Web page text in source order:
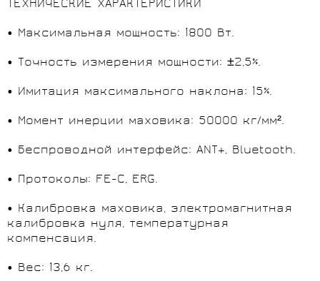
ТЕХНИЧЕСКИЕ ХАРАКТЕРИСТИКИ
• Максимальная мощность: 1800 Вт.
• Точность измерения мощности: ±2,5%.
• Имитация максимального наклона: 15%.
• Момент инерции маховика: 50000 кг/мм².
• Беспроводной интерфейс: ANT+, Bluetooth.
• Протоколы: FE-C, ERG.
• Калибровка маховика, электромагнитная
калибровка нуля, температурная
компенсация.
• Вес: 13,6 кг.